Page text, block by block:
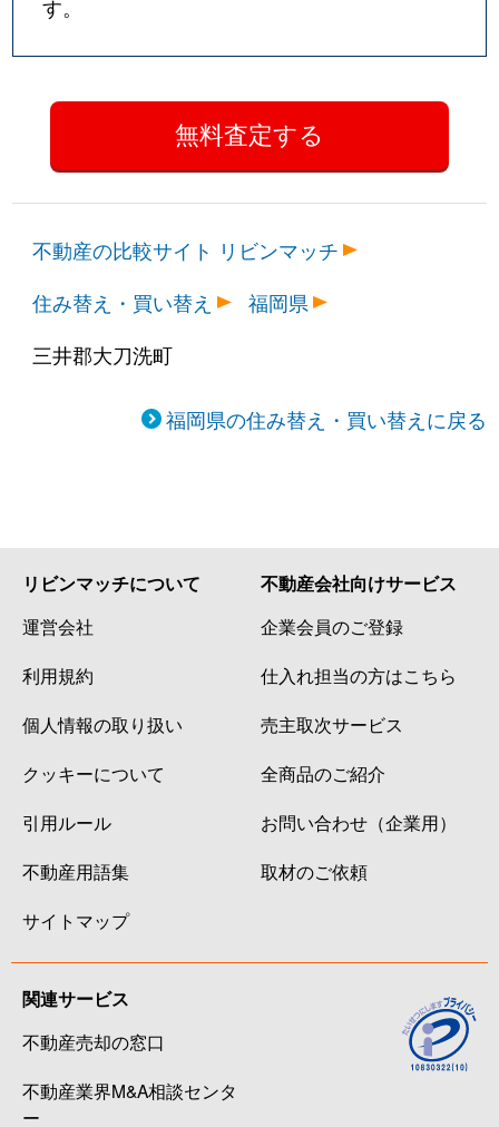
す。
不動産の比較サイト リビンマッチ
住み替え・買い替え
福岡県
三井郡大刀洗町
福岡県の住み替え・買い替えに戻る
リビンマッチについて
運営会社
利用規約
個人情報の取り扱い
クッキーについて
引用ルール
不動産用語集
サイトマップ
不動産会社向けサービス
企業会員のご登録
仕入れ担当の方はこちら
売主取次サービス
全商品のご紹介
お問い合わせ（企業用）
取材のご依頼
関連サービス
不動産売却の窓口
不動産業界M&A相談センタ
ー